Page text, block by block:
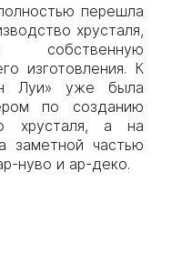
перешла
хрусталя,
собственную
изготовления. К
Луи» уже была
по созданию
хрусталя, а на
заметной частью
нуво и ар-деко.